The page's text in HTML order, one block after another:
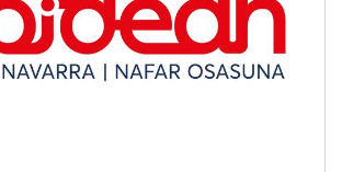
BIDEAN
Salud